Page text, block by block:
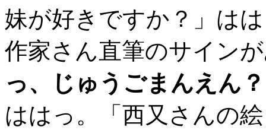
妹が好きですか？」は
作家さん直筆のサイン
っ、じゅうごまんえん？
ははっ。「西又さんの